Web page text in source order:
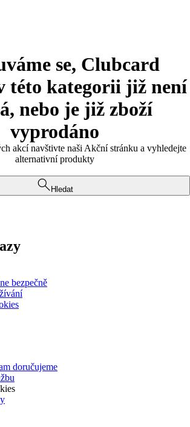
se, Clubcard
této kategorii již není
nebo je již zboží
vyprodáno
akcí navštivte naši Akční stránku a vyhledejte
alternativní produkty
Hledat
bezpečně
doručujeme